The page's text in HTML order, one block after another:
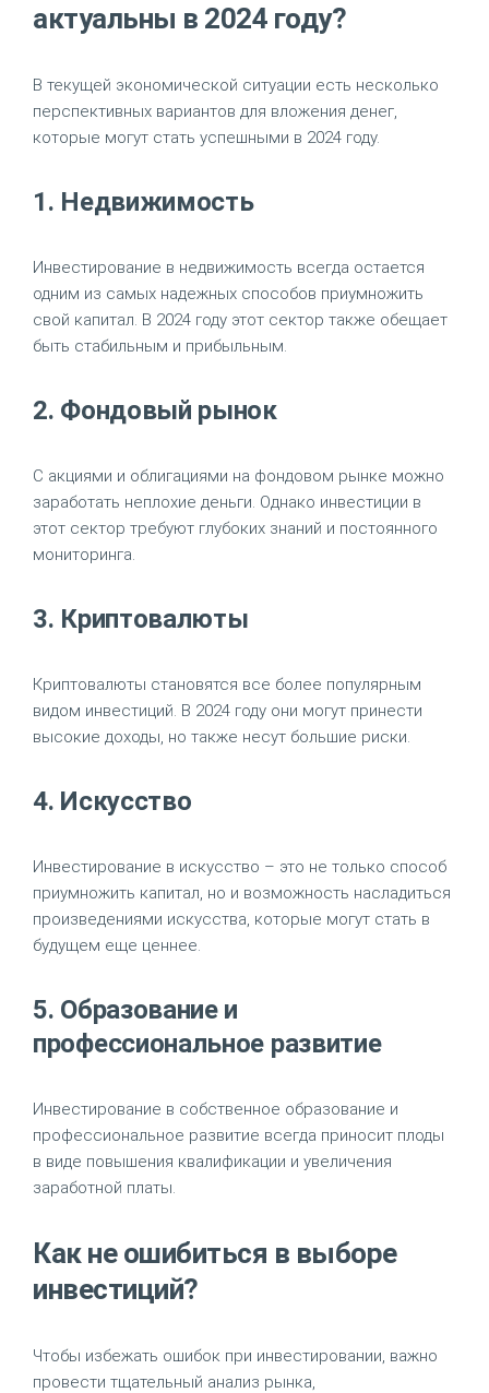
актуальны в 2024 году?
В текущей экономической ситуации есть несколько
перспективных вариантов для вложения денег,
которые могут стать успешными в 2024 году.
1. Недвижимость
Инвестирование в недвижимость всегда остается
одним из самых надежных способов приумножить
свой капитал. В 2024 году этот сектор также обещает
быть стабильным и прибыльным.
2. Фондовый рынок
С акциями и облигациями на фондовом рынке можно
заработать неплохие деньги. Однако инвестиции в
этот сектор требуют глубоких знаний и постоянного
мониторинга.
3. Криптовалюты
Криптовалюты становятся все более популярным
видом инвестиций. В 2024 году они могут принести
высокие доходы, но также несут большие риски.
4. Искусство
Инвестирование в искусство – это не только способ
приумножить капитал, но и возможность насладиться
произведениями искусства, которые могут стать в
будущем еще ценнее.
5. Образование и
профессиональное развитие
Инвестирование в собственное образование и
профессиональное развитие всегда приносит плоды
в виде повышения квалификации и увеличения
заработной платы.
Как не ошибиться в выборе
инвестиций?
Чтобы избежать ошибок при инвестировании, важно
провести тщательный анализ рынка,